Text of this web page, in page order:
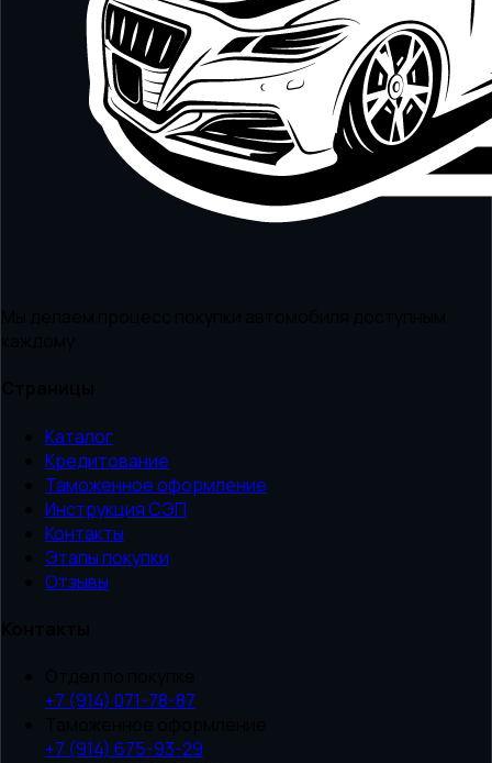
Каталог
Кредитование
Таможенное оформление
Инструкция СЭП
Контакты
Этапы покупки
Отзывы
+7 (914) 071-78-87
+7 (914) 675-93-29